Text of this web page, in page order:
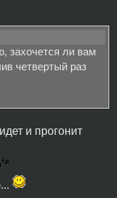
захочется ли вам
четвертый раз
и прогонит